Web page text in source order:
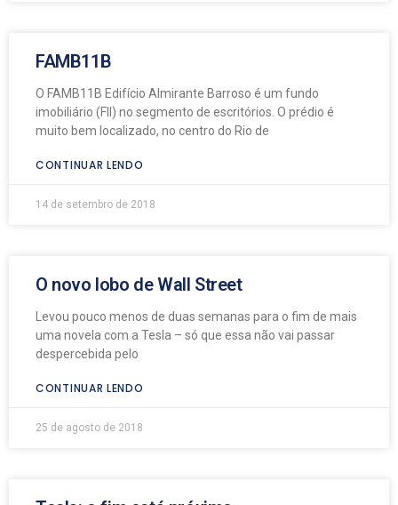
FAMB11B
O FAMB11B Edifício Almirante Barroso é um fundo
imobiliário (FII) no segmento de escritórios. O prédio é
muito bem localizado, no centro do Rio de
CONTINUAR LENDO
14 de setembro de 2018
O novo lobo de Wall Street
Levou pouco menos de duas semanas para o fim de mais
uma novela com a Tesla – só que essa não vai passar
despercebida pelo
CONTINUAR LENDO
25 de agosto de 2018